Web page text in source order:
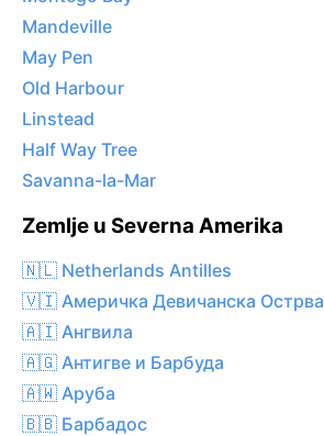
Mandeville
May Pen
Old Harbour
Linstead
Half Way Tree
Savanna-la-Mar
Zemlje u Severna Amerika
🇳🇱 Netherlands Antilles
🇻🇮 Америчка Девичанска Острва
🇦🇮 Ангвила
🇦🇬 Антигве и Барбуда
🇦🇼 Аруба
🇧🇧 Барбадос